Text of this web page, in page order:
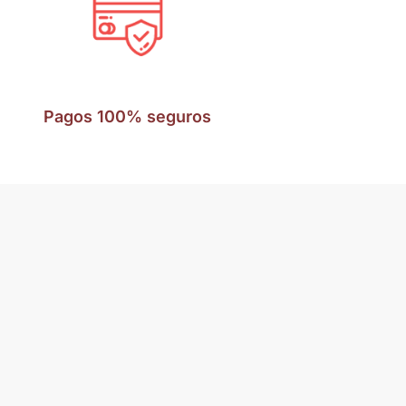
Pagos 100% seguros